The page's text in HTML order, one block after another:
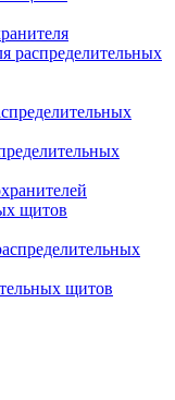
распределительных
щитов
щитов